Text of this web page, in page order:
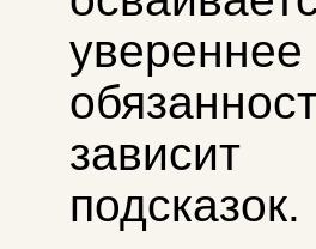
подсказок.